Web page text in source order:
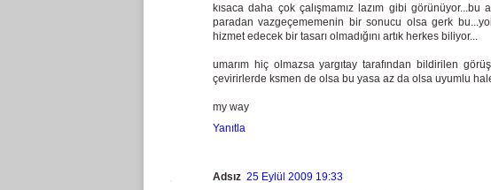
kısaca daha çok çalışmamız lazım gibi
paradan vazgeçememenin bir sonucu olsa gerk
hizmet edecek bir tasarı olmadığını artık herkes biliyor...
umarım hiç olmazsa yargıtay tarafından bildirilen
çevirirlerde ksmen de olsa bu yasa az da olsa uyumlu hale
my way
Yanıtla
Adsız 25 Eylül 2009 19:33